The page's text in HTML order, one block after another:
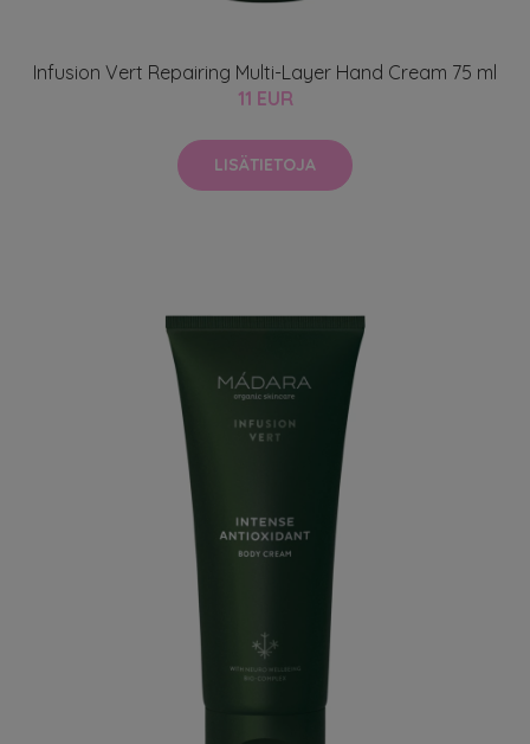
Infusion Vert Repairing Multi-Layer Hand Cream 75 ml
11 EUR
LISÄTIETOJA